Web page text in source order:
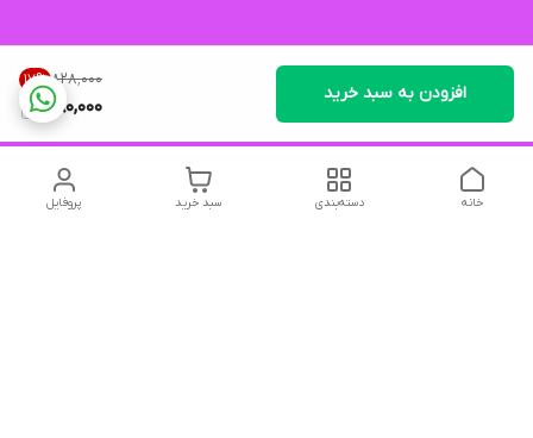
۸۲۸٬۰۰۰ 17%
680,000
افزودن به سبد خرید
پروفایل سبد خرید دسته‌بندی خانه